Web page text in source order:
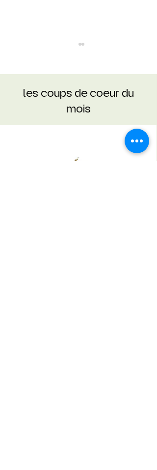
Appli : FINGLEFOOD
les coups de coeur du
mois